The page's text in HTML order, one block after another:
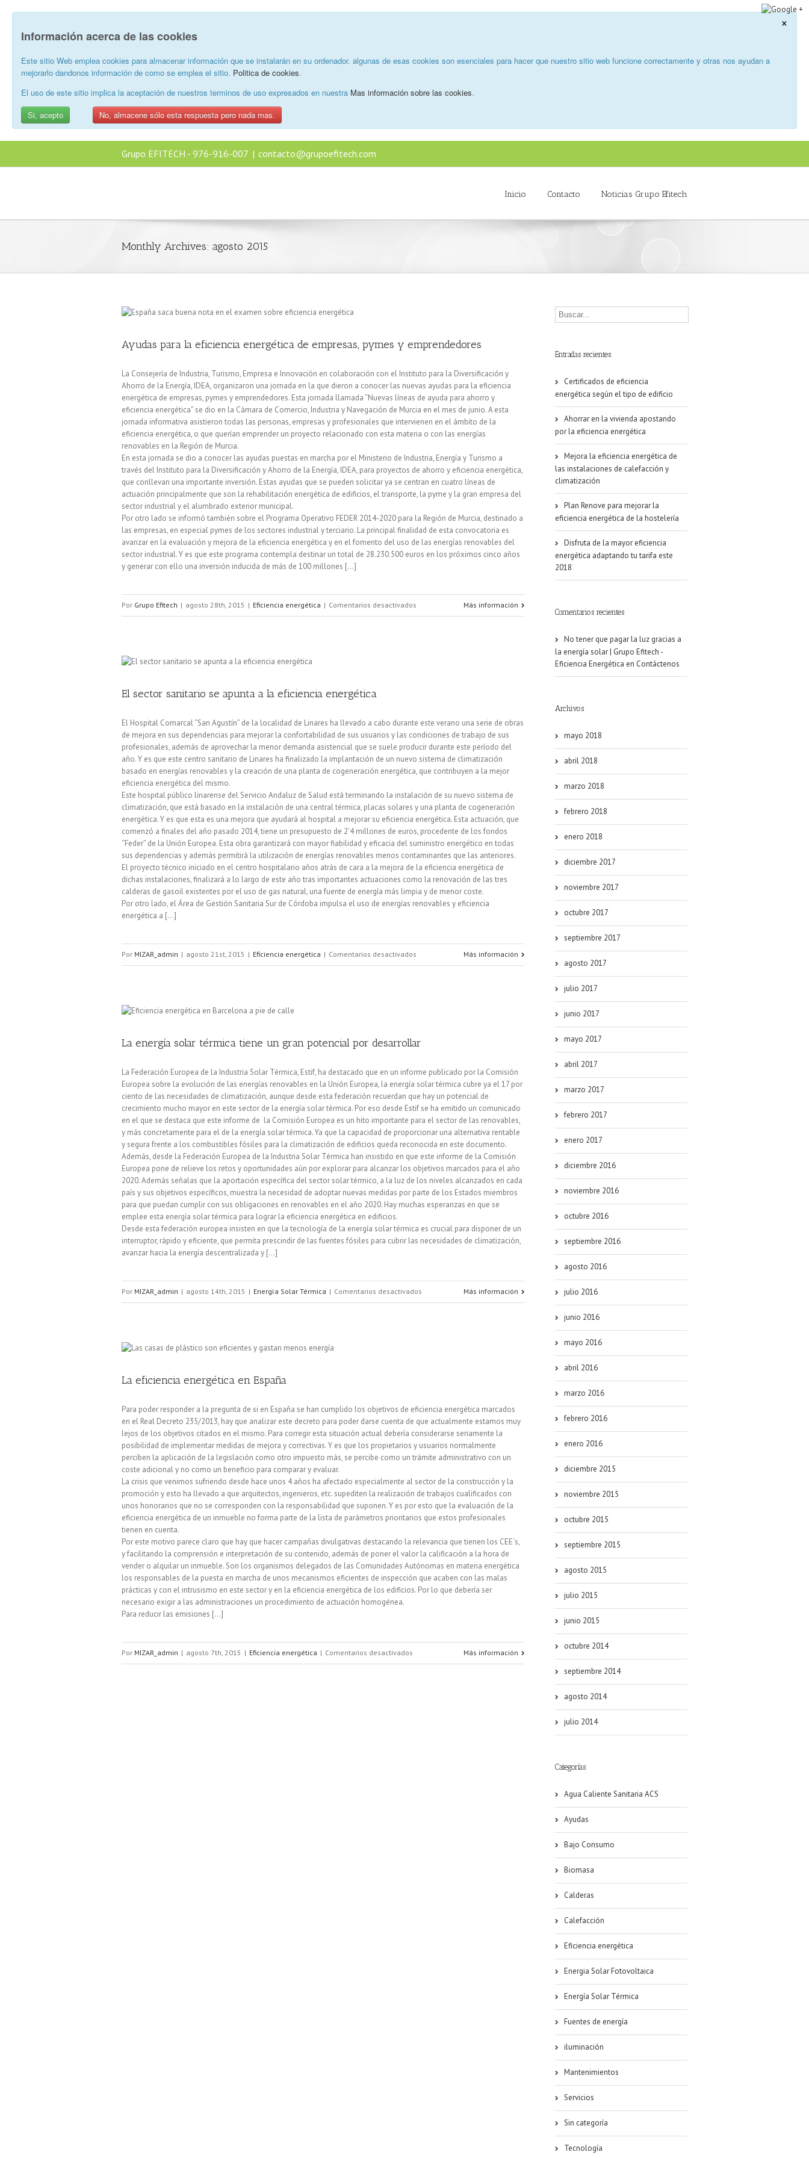
×
Información acerca de las cookies
Este sitio Web emplea cookies para almacenar información que se instalarán en su ordenador. algunas de esas cookies son esenciales para hacer que nuestro sitio web funcione correctamente y otras nos ayudan a
mejorarlo dandonos información de como se emplea el sitio. Politica de cookies.
El uso de este sitio implica la aceptación de nuestros terminos de uso expresados en nuestra Mas información sobre las cookies.
Si, acepto
No, almacene sólo esta respuesta pero nada mas.
Grupo EFITECH - 976-916-007 | contacto@grupoefitech.com
Inicio Contacto Noticias Grupo Efitech
Monthly Archives: agosto 2015
Ayudas para la eficiencia energética de empresas, pymes y emprendedores
La Consejería de Industria, Turismo, Empresa e Innovación en colaboración con el Instituto para la Diversificación y
Ahorro de la Energía, IDEA, organizaron una jornada en la que dieron a conocer las nuevas ayudas para la eficiencia
energética de empresas, pymes y emprendedores. Esta jornada llamada “Nuevas líneas de ayuda para ahorro y
eficiencia energética” se dio en la Cámara de Comercio, Industria y Navegación de Murcia en el mes de junio. A esta
jornada informativa asistieron todas las personas, empresas y profesionales que intervienen en el ámbito de la
eficiencia energética, o que querían emprender un proyecto relacionado con esta materia o con las energías
renovables en la Región de Murcia.
En esta jornada se dio a conocer las ayudas puestas en marcha por el Ministerio de Industria, Energía y Turismo a
través del Instituto para la Diversificación y Ahorro de la Energía, IDEA, para proyectos de ahorro y eficiencia energética,
que conllevan una importante inversión. Estas ayudas que se pueden solicitar ya se centran en cuatro líneas de
actuación principalmente que son la rehabilitación energética de edificios, el transporte, la pyme y la gran empresa del
sector industrial y el alumbrado exterior municipal.
Por otro lado se informó también sobre el Programa Operativo FEDER 2014-2020 para la Región de Murcia, destinado a
las empresas, en especial pymes de los sectores industrial y terciario. La principal finalidad de esta convocatoria es
avanzar en la evaluación y mejora de la eficiencia energética y en el fomento del uso de las energías renovables del
sector industrial. Y es que este programa contempla destinar un total de 28.230.500 euros en los próximos cinco años
y generar con ello una inversión inducida de más de 100 millones [...]
Por Grupo Efitech | agosto 28th, 2015 | Eficiencia energética | Comentarios desactivados
de
empresas,
pymes
emprendedores
Más información
El sector sanitario se apunta a la eficiencia energética
El Hospital Comarcal “San Agustín” de la localidad de Linares ha llevado a cabo durante este verano una serie de obras
de mejora en sus dependencias para mejorar la confortabilidad de sus usuarios y las condiciones de trabajo de sus
profesionales, además de aprovechar la menor demanda asistencial que se suele producir durante este período del
año. Y es que este centro sanitario de Linares ha finalizado la implantación de un nuevo sistema de climatización
basado en energías renovables y la creación de una planta de cogeneración energética, que contribuyen a la mejor
eficiencia energética del mismo.
Este hospital público linarense del Servicio Andaluz de Salud está terminando la instalación de su nuevo sistema de
climatización, que está basado en la instalación de una central térmica, placas solares y una planta de cogeneración
energética. Y es que esta es una mejora que ayudará al hospital a mejorar su eficiencia energética. Esta actuación, que
comenzó a finales del año pasado 2014, tiene un presupuesto de 2’4 millones de euros, procedente de los fondos
“Feder” de la Unión Europea. Esta obra garantizará con mayor fiabilidad y eficacia del suministro energético en todas
sus dependencias y además permitirá la utilización de energías renovables menos contaminantes que las anteriores.
El proyecto técnico iniciado en el centro hospitalario años atrás de cara a la mejora de la eficiencia energética de
dichas instalaciones, finalizará a lo largo de este año tras importantes actuaciones como la renovación de las tres
calderas de gasoil existentes por el uso de gas natural, una fuente de energía más limpia y de menor coste.
Por otro lado, el Área de Gestión Sanitaria Sur de Córdoba impulsa el uso de energías renovables y eficiencia
energética a [...]
Por MIZAR_admin | agosto 21st, 2015 | Eficiencia energética | Comentarios desactivados
a
la
eficiencia
energética
Más información
La energía solar térmica tiene un gran potencial por desarrollar
La Federación Europea de la Industria Solar Térmica, Estif, ha destacado que en un informe publicado por la Comisión
Europea sobre la evolución de las energías renovables en la Unión Europea, la energía solar térmica cubre ya el 17 por
ciento de las necesidades de climatización, aunque desde esta federación recuerdan que hay un potencial de
crecimiento mucho mayor en este sector de la energía solar térmica. Por eso desde Estif se ha emitido un comunicado
en el que se destaca que este informe de la Comisión Europea es un hito importante para el sector de las renovables,
y más concretamente para el de la energía solar térmica. Ya que la capacidad de proporcionar una alternativa rentable
y segura frente a los combustibles fósiles para la climatización de edificios queda reconocida en este documento.
Además, desde la Federación Europea de la Industria Solar Térmica han insistido en que este informe de la Comisión
Europea pone de relieve los retos y oportunidades aún por explorar para alcanzar los objetivos marcados para el año
2020. Además señalas que la aportación específica del sector solar térmico, a la luz de los niveles alcanzados en cada
país y sus objetivos específicos, muestra la necesidad de adoptar nuevas medidas por parte de los Estados miembros
para que puedan cumplir con sus obligaciones en renovables en el año 2020. Hay muchas esperanzas en que se
emplee esta energía solar térmica para lograr la eficiencia energética en edificios.
Desde esta federación europea insisten en que la tecnología de la energía solar térmica es crucial para disponer de un
interruptor, rápido y eficiente, que permita prescindir de las fuentes fósiles para cubrir las necesidades de climatización,
avanzar hacia la energía descentralizada y [...]
Por MIZAR_admin | agosto 14th, 2015 | Energía Solar Térmica | Comentarios desactivados
un
gran
potencial
desarrollar
Más información
La eficiencia energética en España
Para poder responder a la pregunta de si en España se han cumplido los objetivos de eficiencia energética marcados
en el Real Decreto 235/2013, hay que analizar este decreto para poder darse cuenta de que actualmente estamos muy
lejos de los objetivos citados en el mismo. Para corregir esta situación actual debería considerarse seriamente la
posibilidad de implementar medidas de mejora y correctivas. Y es que los propietarios y usuarios normalmente
perciben la aplicación de la legislación como otro impuesto más, se percibe como un trámite administrativo con un
coste adicional y no como un beneficio para comparar y evaluar.
La crisis que venimos sufriendo desde hace unos 4 años ha afectado especialmente al sector de la construcción y la
promoción y esto ha llevado a que arquitectos, ingenieros, etc. supediten la realización de trabajos cualificados con
unos honorarios que no se corresponden con la responsabilidad que suponen. Y es por esto que la evaluación de la
eficiencia energética de un inmueble no forma parte de la lista de parámetros prioritarios que estos profesionales
tienen en cuenta.
Por este motivo parece claro que hay que hacer campañas divulgativas destacando la relevancia que tienen los CEE´s,
y facilitando la comprensión e interpretación de su contenido, además de poner el valor la calificación a la hora de
vender o alquilar un inmueble. Son los organismos delegados de las Comunidades Autónomas en materia energética
los responsables de la puesta en marcha de unos mecanismos eficientes de inspección que acaben con las malas
prácticas y con el intrusismo en este sector y en la eficiencia energética de los edificios. Por lo que debería ser
necesario exigir a las administraciones un procedimiento de actuación homogénea.
Para reducir las emisiones [...]
Por MIZAR_admin | agosto 7th, 2015 | Eficiencia energética | Comentarios desactivados Más información
Entradas recientes
Certificados de eficiencia
energética según el tipo de edificio
Ahorrar en la vivienda apostando
por la eficiencia energética
Mejora la eficiencia energética de
las instalaciones de calefacción y
climatización
Plan Renove para mejorar la
eficiencia energética de la hostelería
Disfruta de la mayor eficiencia
energética adaptando tu tarifa este
2018
Comentarios recientes
No tener que pagar la luz gracias a
la energía solar | Grupo Efitech -
Eficiencia Energética en Contáctenos
Archivos
mayo 2018
abril 2018
marzo 2018
febrero 2018
enero 2018
diciembre 2017
noviembre 2017
octubre 2017
septiembre 2017
agosto 2017
julio 2017
junio 2017
mayo 2017
abril 2017
marzo 2017
febrero 2017
enero 2017
diciembre 2016
noviembre 2016
octubre 2016
septiembre 2016
agosto 2016
julio 2016
junio 2016
mayo 2016
abril 2016
marzo 2016
febrero 2016
enero 2016
diciembre 2015
noviembre 2015
octubre 2015
septiembre 2015
agosto 2015
julio 2015
junio 2015
octubre 2014
septiembre 2014
agosto 2014
julio 2014
Categorías
Agua Caliente Sanitaria ACS
Ayudas
Bajo Consumo
Biomasa
Calderas
Calefacción
Eficiencia energética
Energia Solar Fotovoltaica
Energía Solar Térmica
Fuentes de energía
iluminación
Mantenimientos
Servicios
Sin categoría
Tecnología